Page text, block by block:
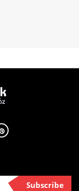
Subscribe